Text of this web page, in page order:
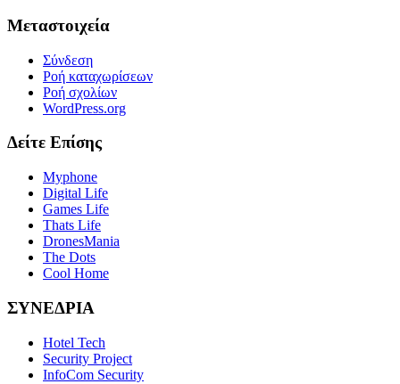
Μεταστοιχεία
Σύνδεση
Ροή καταχωρίσεων
Ροή σχολίων
WordPress.org
Δείτε Επίσης
Myphone
Digital Life
Games Life
Thats Life
DronesMania
The Dots
Cool Home
ΣΥΝΕΔΡΙΑ
Hotel Tech
Security Project
InfoCom Security